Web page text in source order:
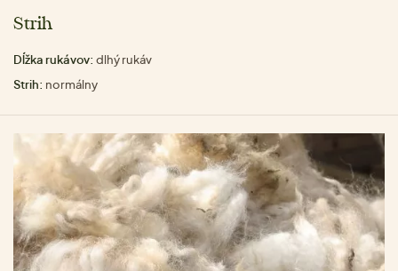
Strih
Dĺžka rukávov: dlhý rukáv
Strih: normálny